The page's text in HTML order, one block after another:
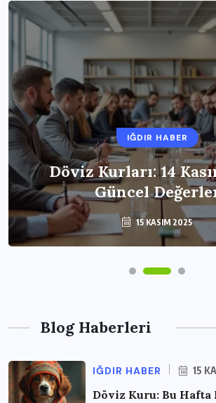
IĞDIR HABER
Döviz Kurları: 14
Güncel
15 KASIM 2025
Blog Haberleri
IĞDIR HABER 15
Döviz Kuru: Bu